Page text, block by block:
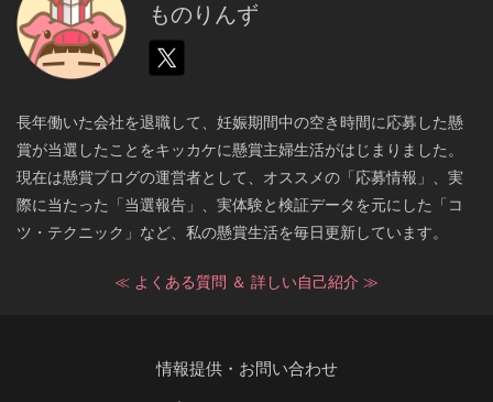
ものりんず
長年働いた会社を退職して、妊娠期間中の空き時間に応募した懸
賞が当選したことをキッカケに懸賞主婦生活がはじまりました。
現在は懸賞ブログの運営者として、オススメの「応募情報」、実
際に当たった「当選報告」、実体験と検証データを元にした「コ
ツ・テクニック」など、私の懸賞生活を毎日更新しています。
≪ よくある質問 ＆ 詳しい自己紹介 ≫
情報提供・お問い合わせ